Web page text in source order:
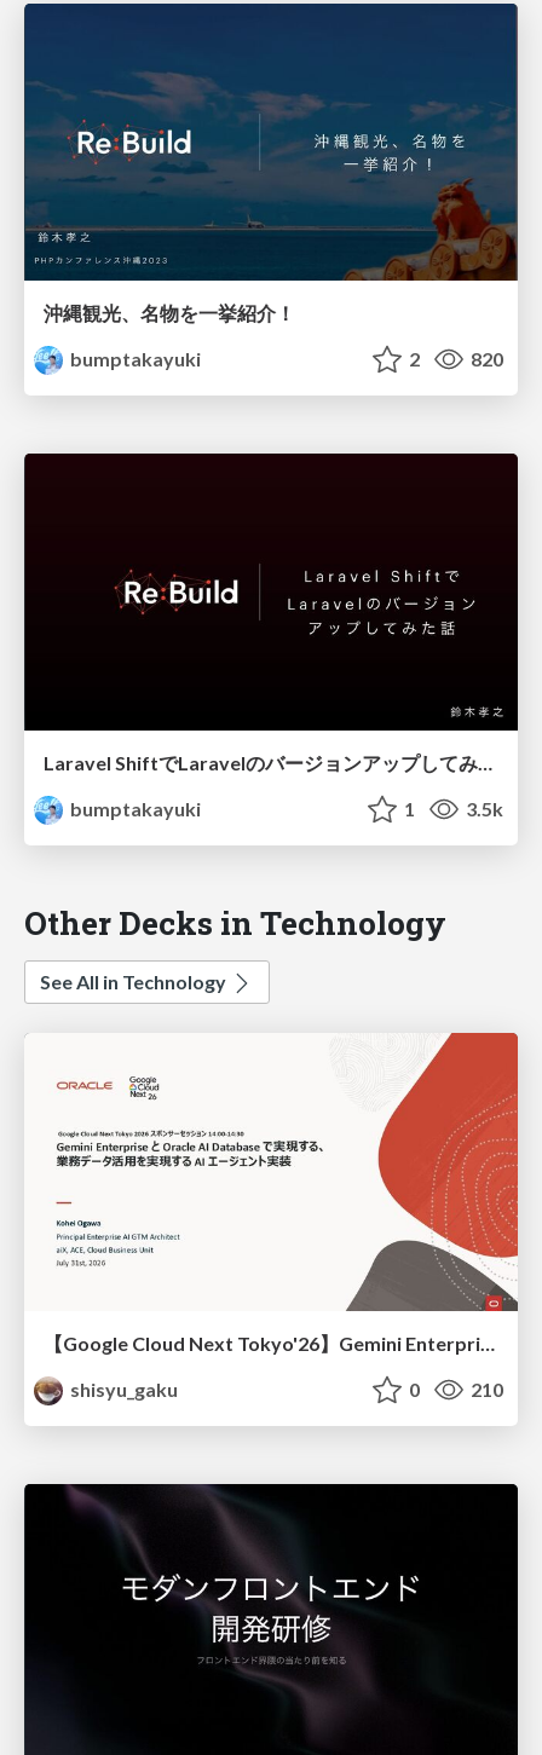
沖縄観光、名物を一挙紹介！
bumptakayuki
2 820
Laravel ShiftでLaravelのバージョンアップしてみた話
bumptakayuki
1 3.5k
Other Decks in Technology
See All in Technology
shisyu_gaku
0 210